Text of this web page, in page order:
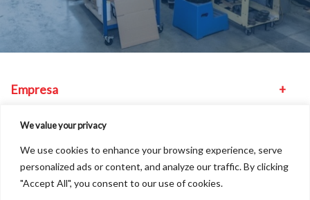
We value your privacy
We use cookies to enhance your browsing experience, serve
personalized ads or content, and analyze our traffic. By clicking
"Accept All", you consent to our use of cookies.
Empresa
Equipamento
Outros
Encontre-nos